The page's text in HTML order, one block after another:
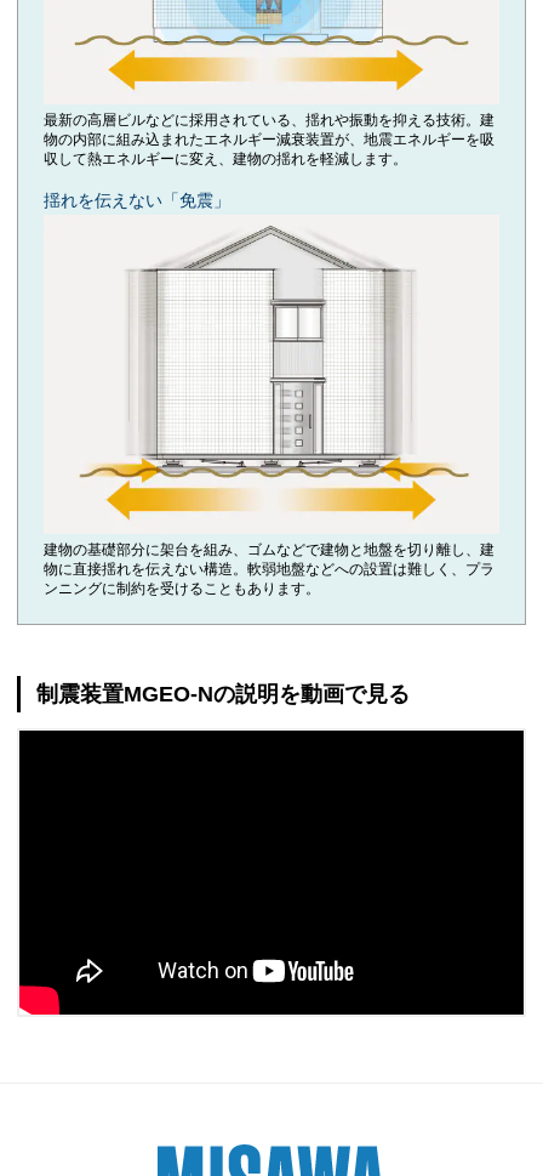
最新の高層ビルなどに採用されている、揺れや振動を抑える技術。建
物の内部に組み込まれたエネルギー減衰装置が、地震エネルギーを吸
収して熱エネルギーに変え、建物の揺れを軽減します。
揺れを伝えない「免震」
建物の基礎部分に架台を組み、ゴムなどで建物と地盤を切り離し、建
物に直接揺れを伝えない構造。軟弱地盤などへの設置は難しく、プラ
ンニングに制約を受けることもあります。
制震装置MGEO-Nの説明を動画で見る